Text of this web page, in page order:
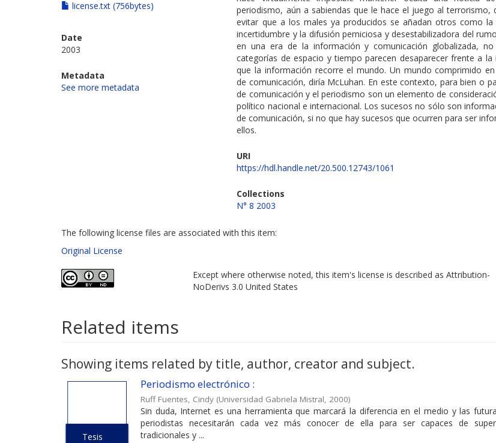
license.txt (756bytes)
Date
2003
Metadata
See more metadata
periodismo, aún a sabiendas que le hace el juego al terrorismo,
evitar que a los males ya producidos se añadan otros como la
incertidumbre y la difusión perniciosa y desestabilizadora del
en una era de la información y comunicación globalizada, no
categorías de espacio y tiempo parecen desaparecer frente a la
que la información recorre el mundo. Un mundo comprimido
de comunicación, diría McLuhan. En este contexto, para bien o
de comunicación y el periodismo son un elemento de
político nacional e internacional. Los sucesos no sólo son
de comunicación, si no que hay sucesos que ocurren para ser
ellos.
URI
https://hdl.handle.net/20.500.12743/1061
Collections
N° 8 2003
The following license files are associated with this item:
Original License
Except where otherwise noted, this item's license is described as Attribution-
NoDerivs 3.0 United States
Related items
Showing items related by title, author, creator and subject.
Tesis
Periodismo electrónico :
Ruff Fuentes, Cindy (Universidad Gabriela Mistral, 2000)
Sin duda, Internet es una herramienta que marcará la diferencia en el medio y las
periodistas necesitarán cada vez más conocer de ella para ser capaces de
tradicionales y ...